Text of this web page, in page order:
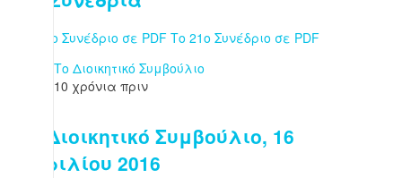
Το 22ο Συνέδριο σε PDF Το 21ο Συνέδριο σε PDF
Το Διοικητικό Συμβούλιο
10 χρόνια πριν
Το Διοικητικό Συμβούλιο, 16
Απριλίου 2016